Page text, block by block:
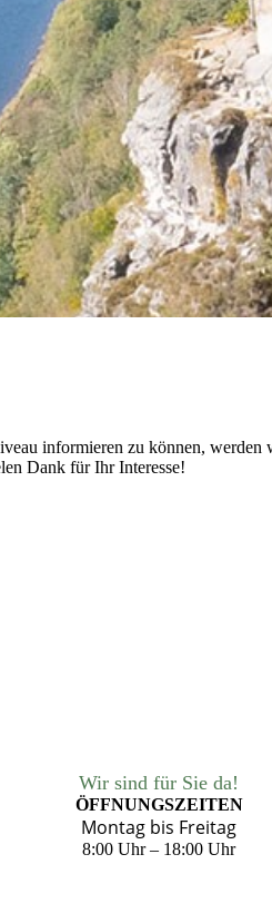
informieren zu können,
Dank für Ihr Interesse!
Wir sind für Sie da!
ÖFFNUNGSZEITEN
Montag bis Freitag
8:00 Uhr – 18:00 Uhr